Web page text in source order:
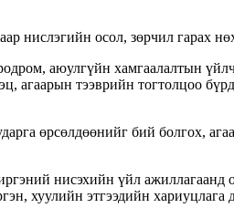
нислэгийн осол, зөрчил гарах
аюулгүйн хамгаалалтын
агаарын тээврийн тогтолцоо
өрсөлдөөнийг бий болгох,
нисэхийн үйл
хуулийн этгээдийн хариуцлага